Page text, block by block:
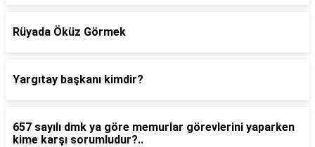
Rüyada Öküz Görmek
Yargıtay başkanı kimdir?
657 sayılı dmk ya göre memurlar görevlerini yaparken
kime karşı sorumludur?..